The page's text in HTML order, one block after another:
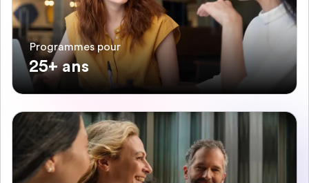
Programmes pour
25+ ans